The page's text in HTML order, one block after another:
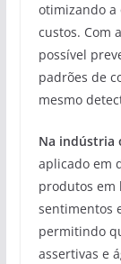
otimizando a
custos. Com
possível
padrões de
mesmo
Na indústria
aplicado em
produtos em
sentimentos
permitindo
assertivas e